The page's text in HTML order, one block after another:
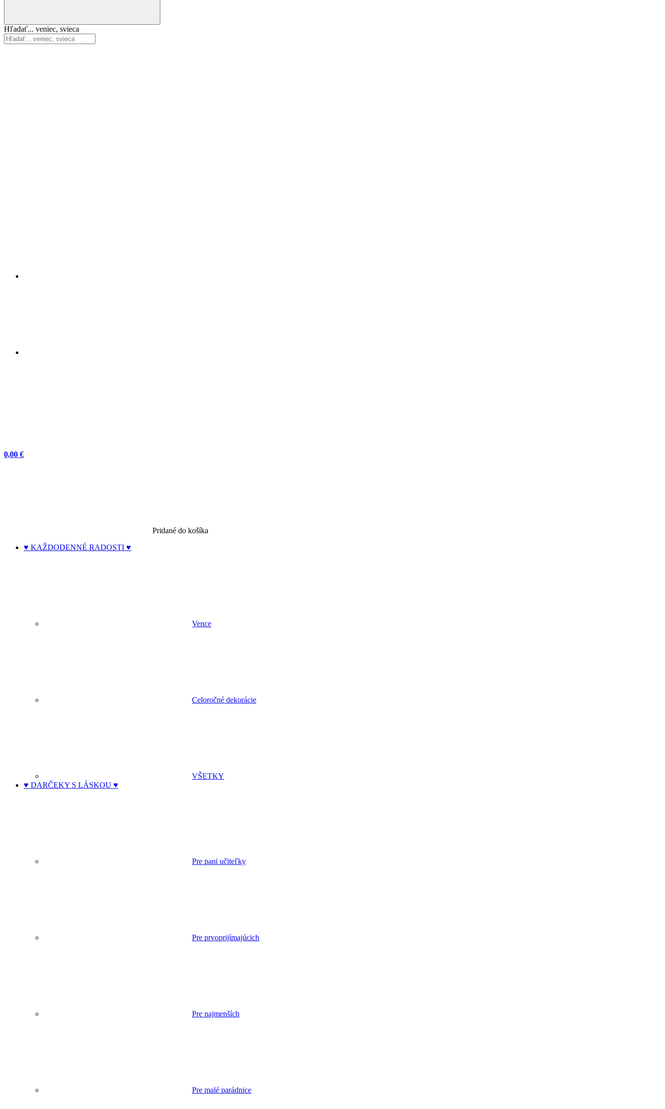
Hľadať... veniec, svieca
0,00 €
Pridané do košíka
♥ KAŽDODENNÉ RADOSTI ♥
Vence
Celoročné dekorácie
VŠETKY
♥ DARČEKY S LÁSKOU ♥
Pre pani učiteľky
Pre prvoprijímajúcich
Pre najmenších
Pre malé parádnice